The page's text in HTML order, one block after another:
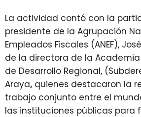
La actividad contó con la
presidente de la Agrupación
Empleados Fiscales (ANEF),
de la directora de la
de Desarrollo Regional,
Araya, quienes destacaron la
trabajo conjunto entre el
las instituciones públicas para